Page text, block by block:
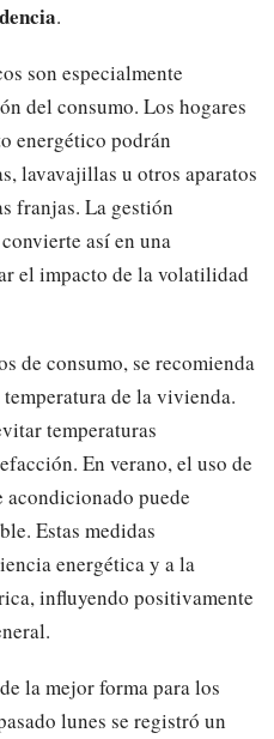
.
son especialmente
del consumo. Los hogares
energético podrán
lavavajillas u otros aparatos
franjas. La gestión
así en una
el impacto de la volatilidad
de consumo, se recomienda
de la vivienda.
temperaturas
En verano, el uso de
puede
Estas medidas
energética y a la
influyendo positivamente
la mejor forma para los
lunes se registró un